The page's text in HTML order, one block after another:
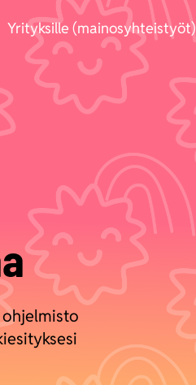
Yrityksille (mainosyhteistyöt)